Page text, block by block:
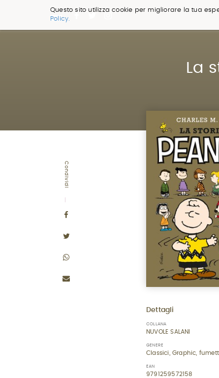
Questo sito utilizza cookie per migliorare la tua
Policy.
La
Condividi
Dettagli
COLLANA
NUVOLE SALANI
GENERE
Classici, Graphic,
EAN
9791259572158